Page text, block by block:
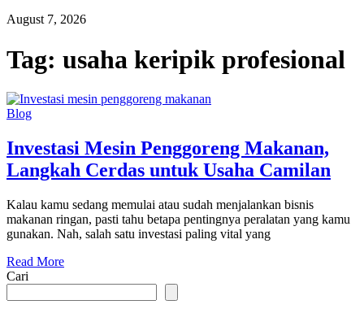
August 7, 2026
Tag: usaha keripik profesional
Blog
Investasi Mesin Penggoreng Makanan,
Langkah Cerdas untuk Usaha Camilan
Kalau kamu sedang memulai atau sudah menjalankan bisnis
makanan ringan, pasti tahu betapa pentingnya peralatan yang kamu
gunakan. Nah, salah satu investasi paling vital yang
Read More
Cari